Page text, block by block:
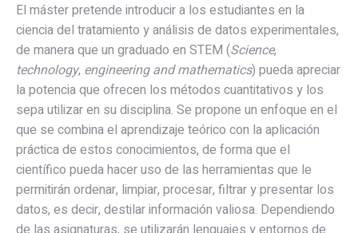
El máster pretende introducir a los estudiantes en la
ciencia del tratamiento y análisis de datos experimentales,
de manera que un graduado en STEM (Science,
technology, engineering and mathematics) pueda apreciar
la potencia que ofrecen los métodos cuantitativos y los
sepa utilizar en su disciplina. Se propone un enfoque en el
que se combina el aprendizaje teórico con la aplicación
práctica de estos conocimientos, de forma que el
científico pueda hacer uso de las herramientas que le
permitirán ordenar, limpiar, procesar, filtrar y presentar los
datos, es decir, destilar información valiosa. Dependiendo